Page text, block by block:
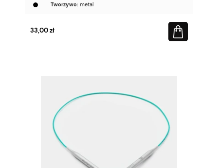
Tworzywo: metal
33,00 zł